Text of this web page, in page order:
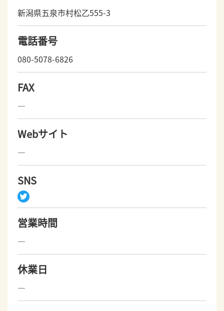
新潟県五泉市村松乙555-3
電話番号
080-5078-6826
FAX
―
Webサイト
―
SNS
営業時間
―
休業日
―